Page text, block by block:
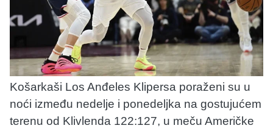
Košarkaši Los Anđeles Klipersa poraženi su u
noći između nedelje i ponedeljka na gostujućem
terenu od Klivlenda 122:127, u meču Američke